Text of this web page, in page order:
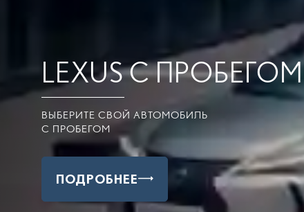
LEXUS С ПРОБЕГОМ
ВЫБЕРИТЕ СВОЙ АВТОМОБИЛЬ
С ПРОБЕГОМ
ПОДРОБНЕЕ